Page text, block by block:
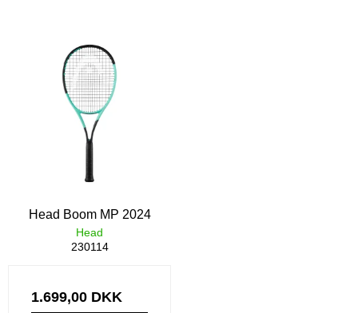
Head Boom MP 2024
Head
230114
1.699,00 DKK